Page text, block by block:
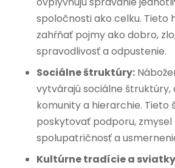
spoločnosti ako celku. Tieto
zahŕňať pojmy ako dobro,
spravodlivosť a odpustenie.
Sociálne štruktúry:
vytvárajú sociálne štruktúry,
komunity a hierarchie. Tieto
poskytovať podporu, zmysel
spolupatričnosť a
Kultúrne tradície a